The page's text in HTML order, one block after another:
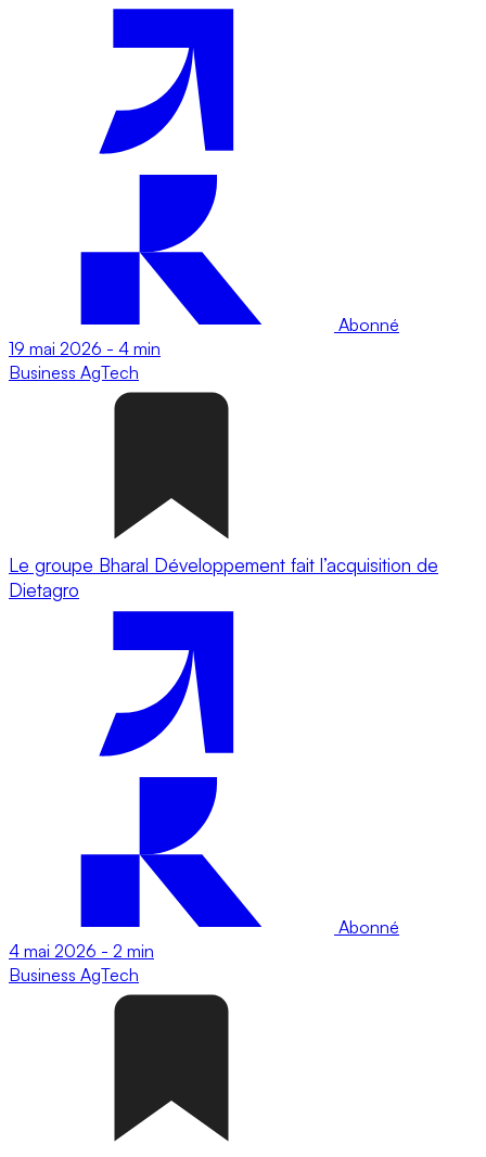
Abonné
19 mai 2026 - 4 min
Business AgTech
Le groupe Bharal Développement fait l’acquisition de
Dietagro
Abonné
4 mai 2026 - 2 min
Business AgTech